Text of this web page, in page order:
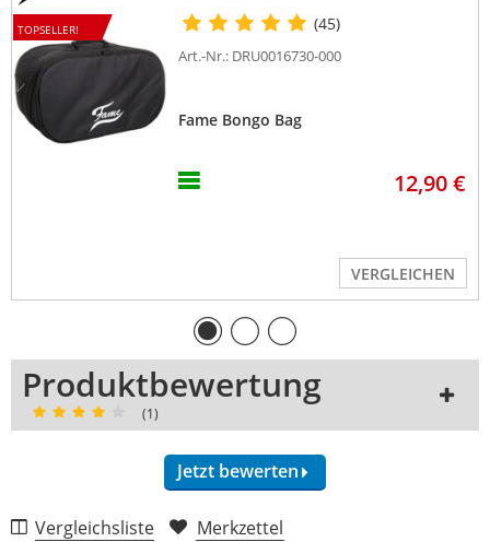
TOPSELLER! (45)
Art.-Nr.: DRU0016730-000
Fame Bongo Bag
12,90 €
VERGLEICHEN
Produktbewertung
(1)
Jetzt bewerten
1 Rezension
Vergleichsliste Merkzettel